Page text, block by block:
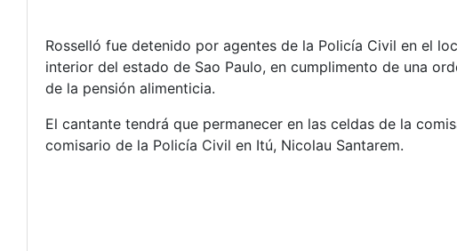
Rosselló fue detenido por agentes de la Policía Civil en el
interior del estado de Sao Paulo, en cumplimento de una
de la pensión alimenticia.
El cantante tendrá que permanecer en las celdas de la
comisario de la Policía Civil en Itú, Nicolau Santarem.